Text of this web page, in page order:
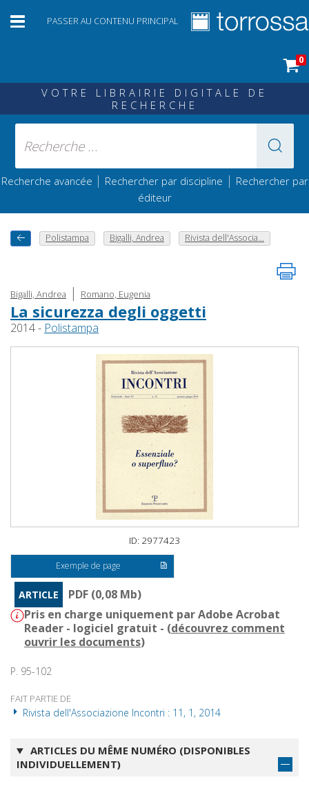
PASSER AU CONTENU PRINCIPAL
0
VOTRE LIBRAIRIE DIGITALE DE
RECHERCHE
Recherche avancée | Rechercher par discipline | Rechercher par
éditeur
Polistampa Bigalli, Andrea Rivista dell'Associa...
Bigalli, Andrea | Romano, Eugenia
La sicurezza degli oggetti
2014 - Polistampa
ID: 2977423
Exemple de page
ARTICLE
PDF (0,08 Mb)
Pris en charge uniquement par Adobe Acrobat
Reader - logiciel gratuit - (découvrez comment
ouvrir les documents)
P. 95-102
FAIT PARTIE DE
Rivista dell'Associazione Incontri : 11, 1, 2014
ARTICLES DU MÊME NUMÉRO (DISPONIBLES
INDIVIDUELLEMENT)